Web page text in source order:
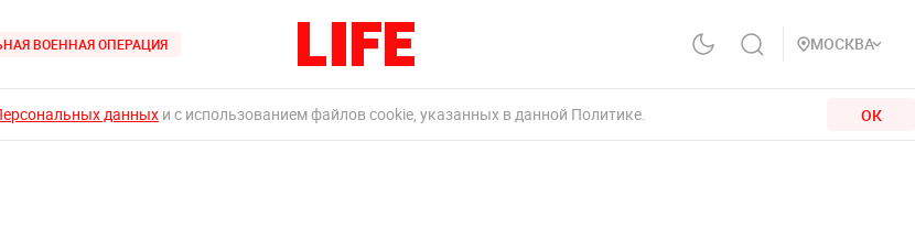
ВОЕННАЯ ОПЕРАЦИЯ МОСКВА
данных и с использованием файлов cookie, указанных в данной Политике. ОК